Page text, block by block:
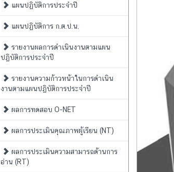
แผนปฏิบัติการประจำปี
แผนปฏิบัติการ ก.ต.ป.น.
รายงานผลการดำเนินงานตามแผน
ปฏิบัติการประจำปี
รายงานความก้าวหน้าในการดำเนิน
งานตามแผนปฏิบัติการประจำปี
ผลการทดสอบ O-NET
ผลการประเมินคุณภาพผู้เรียน (NT)
ผลการประเมินความสามารถด้านการ
อ่าน (RT)